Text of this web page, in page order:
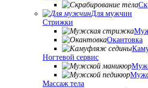
Для мужчин
Стрижки
Окантовка
Ногтевой сервис
Массаж тела